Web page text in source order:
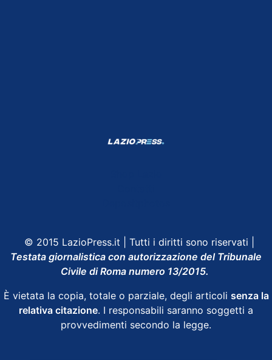
© 2015 LazioPress.it | Tutti i diritti sono riservati |
Testata giornalistica con autorizzazione del Tribunale
Civile di Roma numero 13/2015.
È vietata la copia, totale o parziale, degli articoli senza la
relativa citazione. I responsabili saranno soggetti a
provvedimenti secondo la legge.